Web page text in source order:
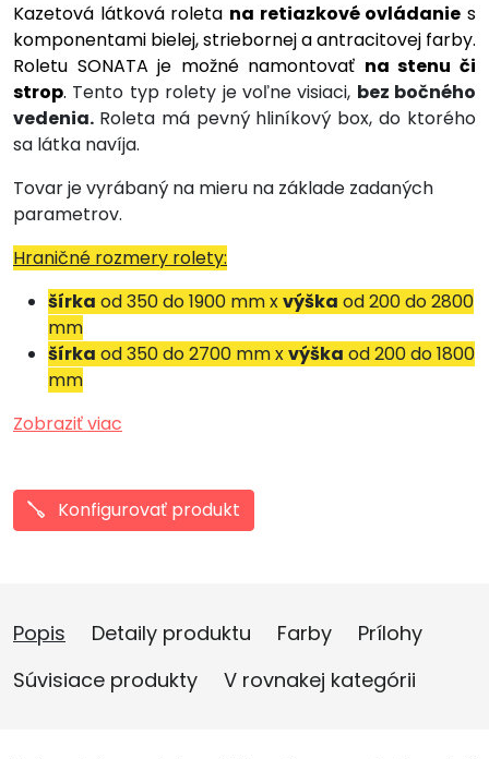
Kazetová látková roleta na retiazkové ovládanie s
komponentami bielej, striebornej a antracitovej farby.
Roletu SONATA je možné namontovať na stenu či
strop. Tento typ rolety je voľne visiaci, bez bočného
vedenia. Roleta má pevný hliníkový box, do ktorého
sa látka navíja.
Tovar je vyrábaný na mieru na základe zadaných
parametrov.
Hraničné rozmery rolety:
šírka od 350 do 1900 mm xvýška od 200 do 2800
mm
šírka od 350 do 2700 mm xvýška od 200 do 1800
mm
Zobraziť viac
Konfigurovať produkt
Popis Detaily produktu Farby
Prílohy
Súvisiace produkty
V rovnakej kategórii